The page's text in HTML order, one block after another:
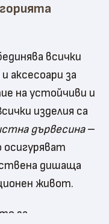
всички
аксесоари за
на устойчиви и
изделия са
дървесина–
осигуряват
дишаща
живот.
за